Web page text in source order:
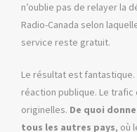
n’oublie pas de relayer la
Radio-Canada selon
service reste gratuit.
Le résultat est
réaction publique. Le trafic
originelles. De quoi
tous les autres pays, où